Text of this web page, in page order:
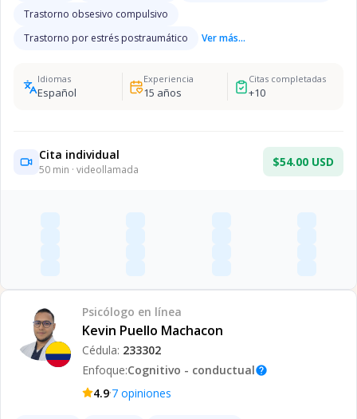
Trastorno obsesivo compulsivo
Trastorno por estrés postraumático
Ver más...
Idiomas
Español
Experiencia
15 años
Citas completadas
+10
Cita individual
50 min · videollamada
$54.00 USD
Psicólogo en línea
Kevin Puello Machacon
Cédula: 233302
Enfoque:Cognitivo - conductualhelp
4.9·7 opiniones